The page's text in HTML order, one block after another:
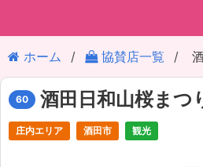
ホーム 協賛店一覧
60 酒田日和山桜まつ
庄内エリア 酒田市 観光